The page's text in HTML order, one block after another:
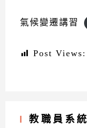
氣候變遷講習
Post Views:
教職員系統